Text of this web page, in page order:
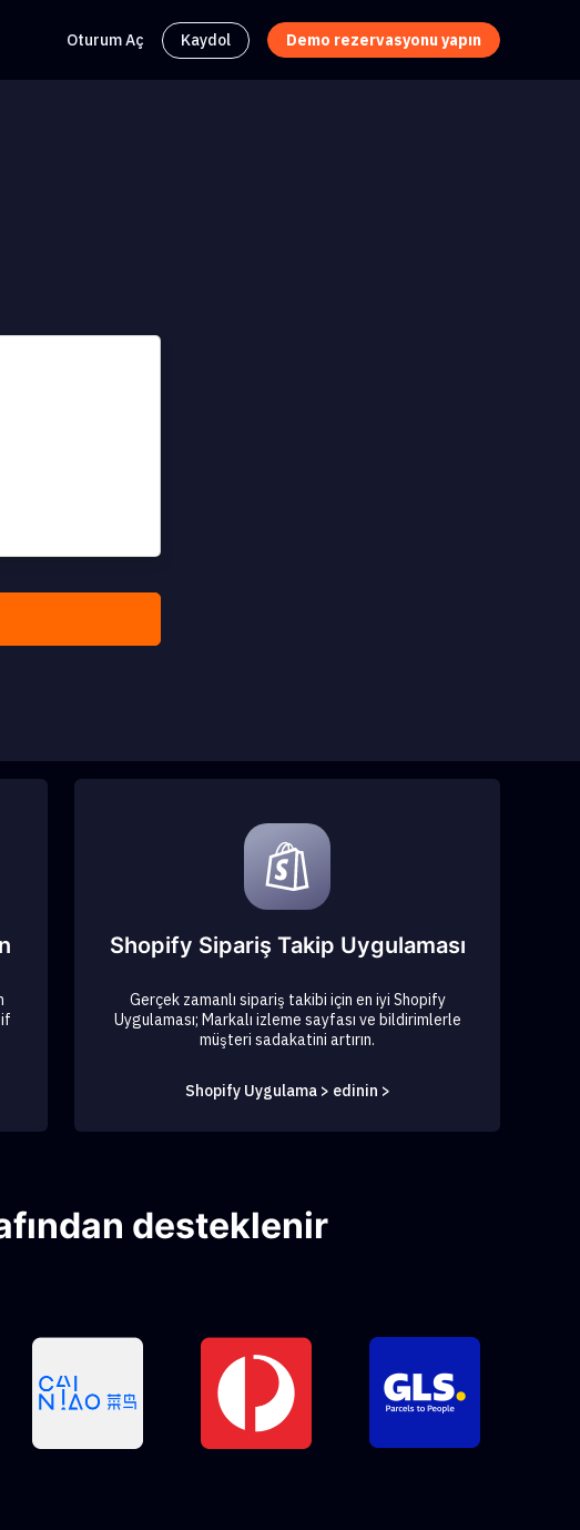
Oturum Aç Kaydol Demo rezervasyonu yapın
Shopify Sipariş Takip Uygulaması
Gerçek zamanlı sipariş takibi için en iyi Shopify
Uygulaması; Markalı izleme sayfası ve bildirimlerle
müşteri sadakatini artırın.
Shopify Uygulama > edinin >
desteklenir